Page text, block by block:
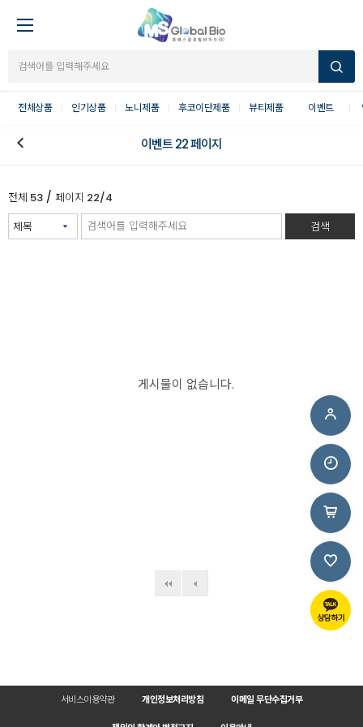
전체상품 인기상품 노니제품 후코이단제품 뷰티제품 이벤트
이벤트 22 페이지
전체 53 / 페이지 22/4
검색
게시물이 없습니다.
서비스이용약관 개인정보처리방침 이메일 무단수집거부